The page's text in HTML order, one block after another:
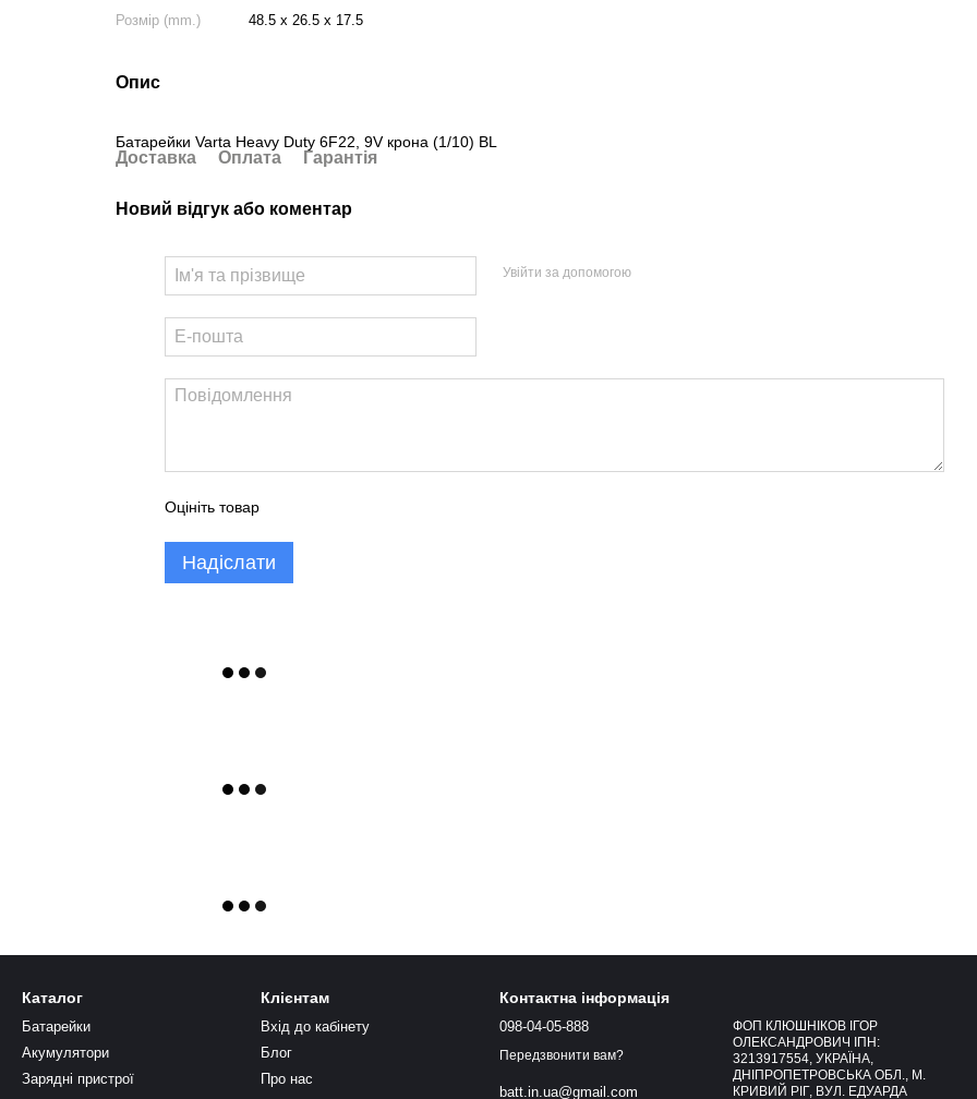
Розмір (mm.)
48.5 x 26.5 x 17.5
Опис
Батарейки Varta Heavy Duty 6F22, 9V крона (1/10) BL
Доставка Оплата Гарантія
Новий відгук або коментар
Увійти за допомогою
Оцініть товар
Надіслати
Каталог
Батарейки
Акумулятори
Зарядні пристрої
Клієнтам
Вхід до кабінету
Блог
Про нас
Контактна інформація
098-04-05-888
Передзвонити вам?
batt.in.ua@gmail.com
ФОП КЛЮШНІКОВ ІГОР
ОЛЕКСАНДРОВИЧ ІПН:
3213917554, УКРАЇНА,
ДНІПРОПЕТРОВСЬКА ОБЛ., М.
КРИВИЙ РІГ, ВУЛ. ЕДУАРДА